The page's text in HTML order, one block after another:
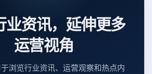
业资讯，延伸更多
运营视角
浏览行业资讯、运营观察和热点内